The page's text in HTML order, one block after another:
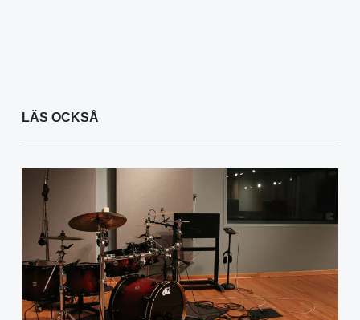
LÄS OCKSÅ